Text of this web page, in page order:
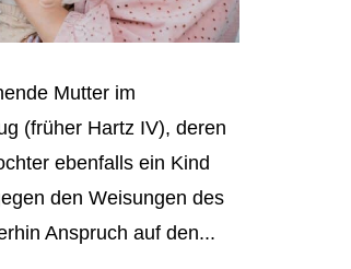
Mutter im
(früher Hartz IV), deren
ebenfalls ein Kind
den Weisungen des
Anspruch auf den...